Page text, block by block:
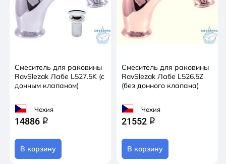
Смеситель для раковины
RavSlezak Лабе L527.5K (с
донным клапаном)
Чехия
14886 q
В корзину
Смеситель для раковины
RavSlezak Лабе L526.5Z
(без донного клапана)
Чехия
21552 q
В корзину